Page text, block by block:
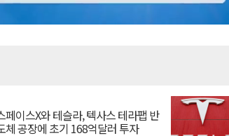
페이스X와 테슬라, 텍사스 테라팹 반
체 공장에 초기 168억달러 투자